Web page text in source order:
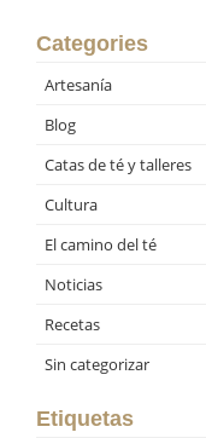
Categories
Artesanía
Blog
Catas de té y talleres
Cultura
El camino del té
Noticias
Recetas
Sin categorizar
Etiquetas